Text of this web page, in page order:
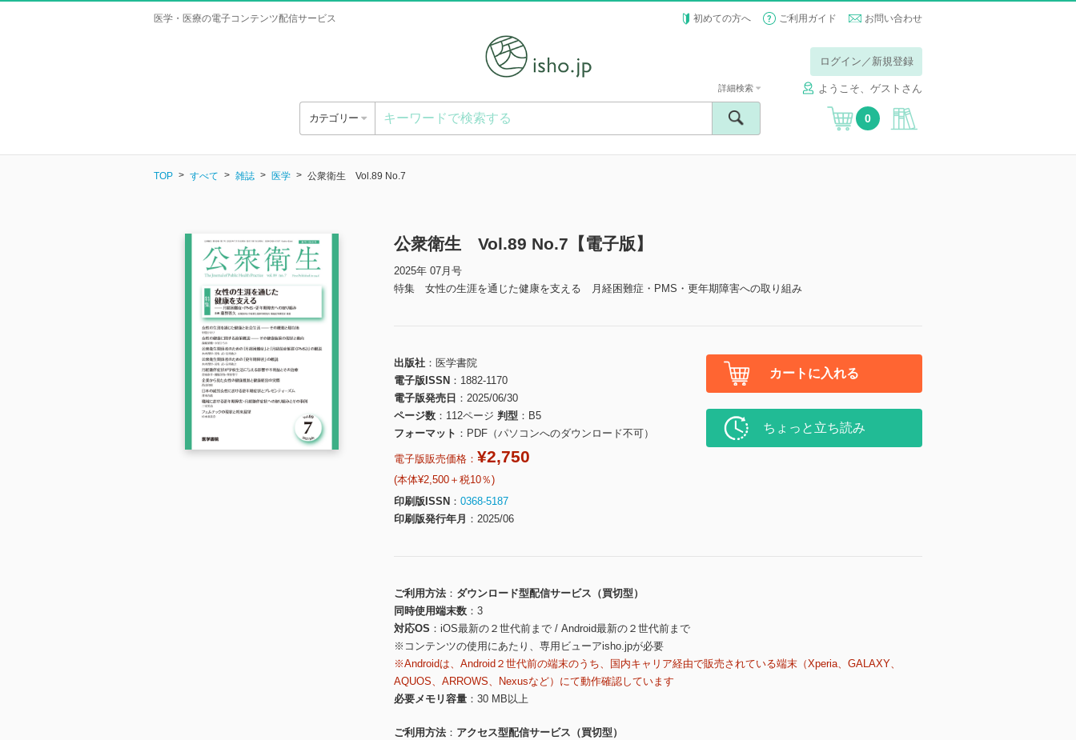
医学・医療の電子コンテンツ配信サービス 初めての方へ ご利用ガイド お問い合わせ
ログイン／新規登録
ようこそ、ゲストさん
カテゴリー
詳細検索
0
TOP すべて 雑誌 医学 公衆衛生 Vol.89 No.7
公衆衛生 Vol.89 No.7【電子版】
2025年 07月号
特集 女性の生涯を通じた健康を支える 月経困難症・PMS・更年期障害への取り組み
出版社
医学書院
電子版ISSN
1882-1170
電子版発売日
2025/06/30
ページ数
112ページ 判型
B5
フォーマット
PDF（パソコンへのダウンロード不可）
電子版販売価格： ¥2,750
(本体¥2,500＋税10％)
印刷版ISSN
0368-5187
印刷版発行年月
2025/06
カートに入れる
ちょっと立ち読み
ご利用方法
ダウンロード型配信サービス（買切型）
同時使用端末数
3
対応OS
iOS最新の２世代前まで / Android最新の２世代前まで
※コンテンツの使用にあたり、専用ビューアisho.jpが必要
※Androidは、Android２世代前の端末のうち、国内キャリア経由で販売されている端末（Xperia、GALAXY、
AQUOS、ARROWS、Nexusなど）にて動作確認しています
必要メモリ容量
30 MB以上
ご利用方法
アクセス型配信サービス（買切型）